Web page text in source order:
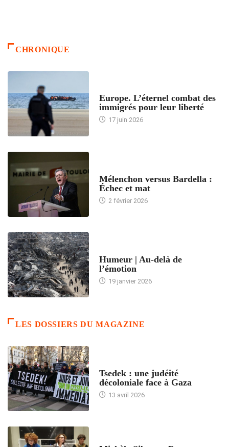
CHRONIQUE
Europe. L’éternel combat des
immigrés pour leur liberté
17 juin 2026
Mélenchon versus Bardella :
Échec et mat
2 février 2026
Humeur | Au-delà de
l’émotion
19 janvier 2026
LES DOSSIERS DU MAGAZINE
Tsedek : une judéité
décoloniale face à Gaza
13 avril 2026